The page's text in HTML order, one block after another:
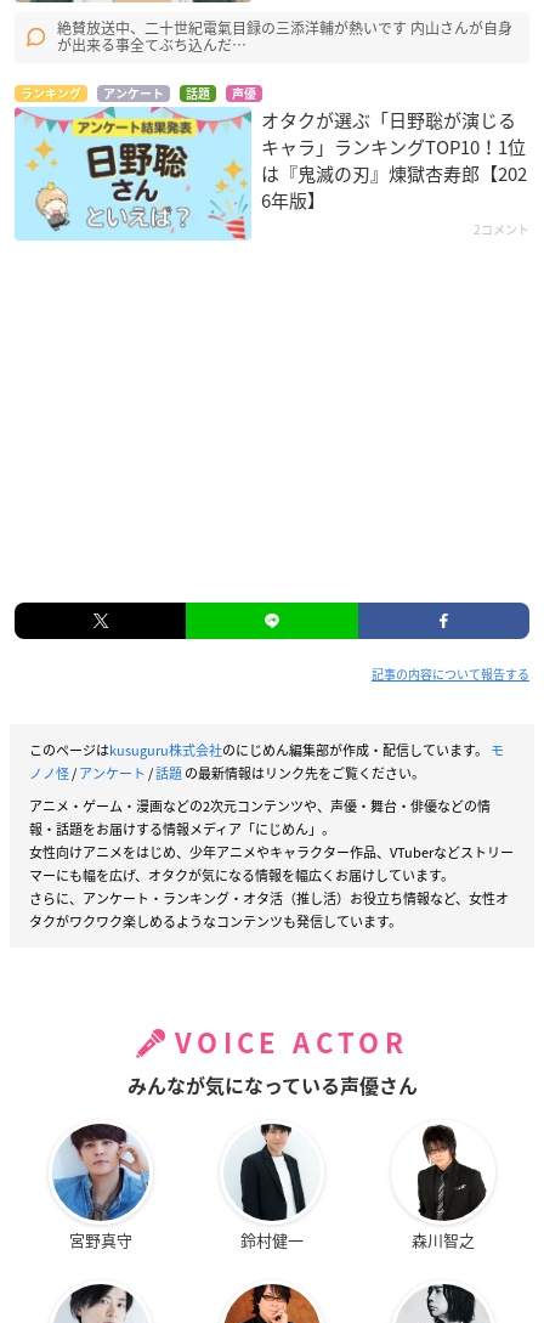
絶賛放送中、二十世紀電氣目録の三添洋輔が熱いです 内山さんが自身
が出来る事全てぶち込んだ…
ランキング アンケート 話題 声優
オタクが選ぶ「日野聡が演じる
キャラ」ランキングTOP10！1位
は『鬼滅の刃』煉󠄁獄杏寿郎【202
6年版】
2コメント
記事の内容について報告する
このページはkusuguru株式会社のにじめん編集部が作成・配信しています。 モ
ノノ怪/アンケート /話題の最新情報はリンク先をご覧ください。
アニメ・ゲーム・漫画などの2次元コンテンツや、声優・舞台・俳優などの情
報・話題をお届けする情報メディア「にじめん」。
女性向けアニメをはじめ、少年アニメやキャラクター作品、VTuberなどストリー
マーにも幅を広げ、オタクが気になる情報を幅広くお届けしています。
さらに、アンケート・ランキング・オタ活（推し活）お役立ち情報など、女性オ
タクがワクワク楽しめるようなコンテンツも発信しています。
VOICE ACTOR
みんなが気になっている声優さん
宮野真守 鈴村健一 森川智之